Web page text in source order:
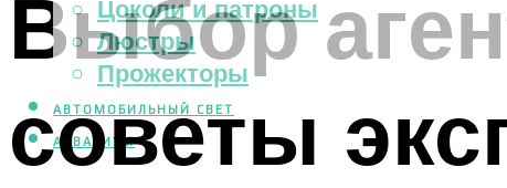
Цоколи и патроны
Люстры
Прожекторы
АВТОМОБИЛЬНЫЙ СВЕТ
АКВАРИУМ
Выбор
советы